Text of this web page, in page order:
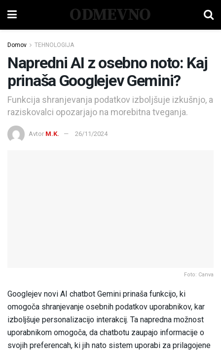
ODMEVNO
Domov TEHNOLOGIJA
Napredni AI z osebno noto: Kaj
prinaša Googlejev Gemini?
Funkcija shranjevanja podatkov izboljšuje izkušnjo, a
raziskovalci opozarjajo na morebitna tveganja.
Avtor M.K. 26/11/2024
Foto: Canva
Googlejev novi AI chatbot Gemini prinaša funkcijo, ki
omogoča shranjevanje osebnih podatkov uporabnikov, kar
izboljšuje personalizacijo interakcij. Ta napredna možnost
uporabnikom omogoča, da chatbotu zaupajo informacije o
svojih preferencah, ki jih nato sistem uporabi za prilagojene